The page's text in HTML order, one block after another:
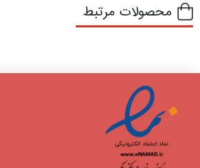
محصولات مرتبط